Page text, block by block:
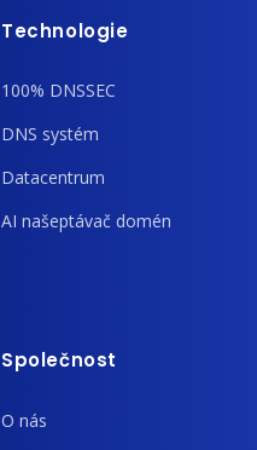
Technologie
100% DNSSEC
DNS systém
Datacentrum
AI našeptávač domén
Společnost
O nás